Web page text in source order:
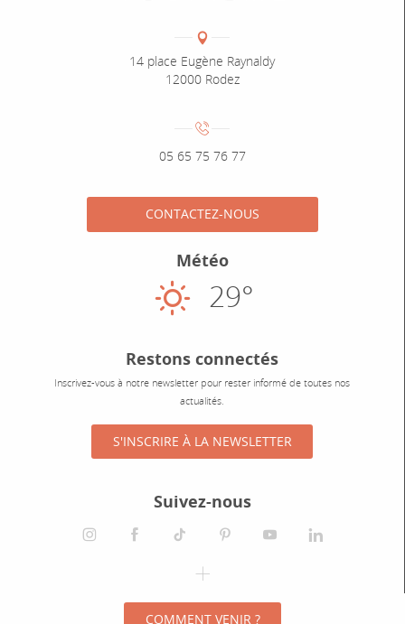
Adresse :
14 place Eugène Raynaldy
12000 Rodez
Numéro de téléphone :
05 65 75 76 77
CONTACTEZ-NOUS
Météo
Ensoleillé
29°
Restons connectés
Inscrivez-vous à notre newsletter pour rester informé de toutes nos
actualités.
S'INSCRIRE À LA NEWSLETTER
Suivez-nous
instagramfacebooktiktok pinterestyoutube
COMMENT VENIR ?